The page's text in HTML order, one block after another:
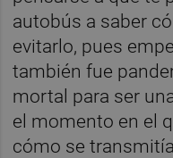
autobús a saber
evitarlo, pues
también fue
mortal para ser
el momento en el
cómo se